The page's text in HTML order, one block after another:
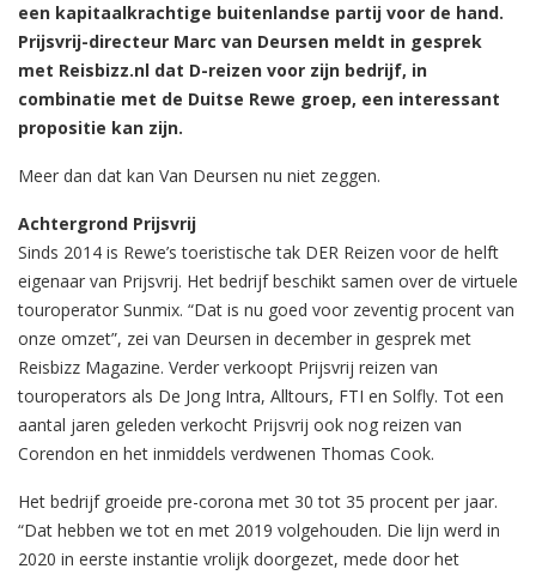
een kapitaalkrachtige buitenlandse partij voor de hand.
Prijsvrij-directeur Marc van Deursen meldt in gesprek
met Reisbizz.nl dat D-reizen voor zijn bedrijf, in
combinatie met de Duitse Rewe groep, een interessant
propositie kan zijn.
Meer dan dat kan Van Deursen nu niet zeggen.
Achtergrond Prijsvrij
Sinds 2014 is Rewe’s toeristische tak DER Reizen voor de helft
eigenaar van Prijsvrij. Het bedrijf beschikt samen over de virtuele
touroperator Sunmix. “Dat is nu goed voor zeventig procent van
onze omzet”, zei van Deursen in december in gesprek met
Reisbizz Magazine. Verder verkoopt Prijsvrij reizen van
touroperators als De Jong Intra, Alltours, FTI en Solfly. Tot een
aantal jaren geleden verkocht Prijsvrij ook nog reizen van
Corendon en het inmiddels verdwenen Thomas Cook.
Het bedrijf groeide pre-corona met 30 tot 35 procent per jaar.
“Dat hebben we tot en met 2019 volgehouden. Die lijn werd in
2020 in eerste instantie vrolijk doorgezet, mede door het